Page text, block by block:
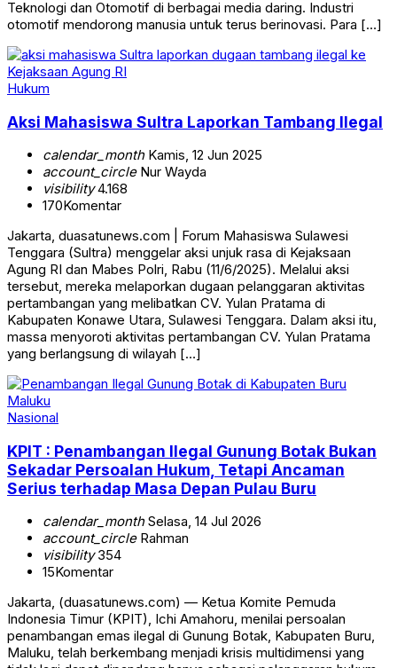
Teknologi dan Otomotif di berbagai media daring. Industri
otomotif mendorong manusia untuk terus berinovasi. Para […]
Hukum
Aksi Mahasiswa Sultra Laporkan Tambang Ilegal
calendar_monthKamis, 12 Jun 2025
account_circleNur Wayda
visibility4.168
170Komentar
Jakarta, duasatunews.com | Forum Mahasiswa Sulawesi
Tenggara (Sultra) menggelar aksi unjuk rasa di Kejaksaan
Agung RI dan Mabes Polri, Rabu (11/6/2025). Melalui aksi
tersebut, mereka melaporkan dugaan pelanggaran aktivitas
pertambangan yang melibatkan CV. Yulan Pratama di
Kabupaten Konawe Utara, Sulawesi Tenggara. Dalam aksi itu,
massa menyoroti aktivitas pertambangan CV. Yulan Pratama
yang berlangsung di wilayah […]
Nasional
KPIT : Penambangan Ilegal Gunung Botak Bukan
Sekadar Persoalan Hukum, Tetapi Ancaman
Serius terhadap Masa Depan Pulau Buru
calendar_monthSelasa, 14 Jul 2026
account_circleRahman
visibility354
15Komentar
Jakarta, (duasatunews.com) — Ketua Komite Pemuda
Indonesia Timur (KPIT), Ichi Amahoru, menilai persoalan
penambangan emas ilegal di Gunung Botak, Kabupaten Buru,
Maluku, telah berkembang menjadi krisis multidimensi yang